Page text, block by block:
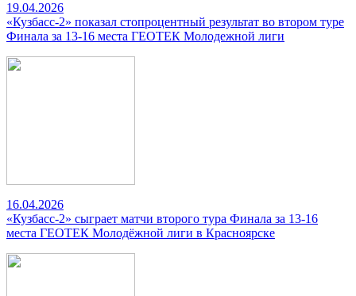
19.04.2026
«Кузбасс-2» показал стопроцентный результат во втором туре
Финала за 13-16 места ГЕОТЕК Молодежной лиги
16.04.2026
«Кузбасс-2» сыграет матчи второго тура Финала за 13-16
места ГЕОТЕК Молодёжной лиги в Красноярске